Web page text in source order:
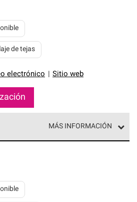
electrónico Sitio web
de tejas
MÁS INFORMACIÓN
de profesionales de techos
estándares y requisitos estrictos